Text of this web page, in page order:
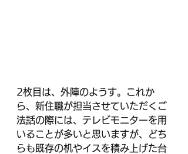
2枚目は、外陣のようす。これか
ら、新住職が担当させていただくご
法話の際には、テレビモニターを用
いることが多いと思いますが、どち
らも既存の机やイスを積み上げた台